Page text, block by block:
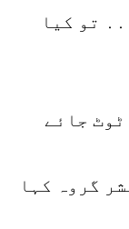
تو کیا
جائے
گروہ کہا